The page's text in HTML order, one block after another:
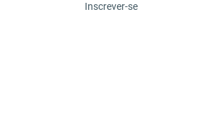
Inscrever-se